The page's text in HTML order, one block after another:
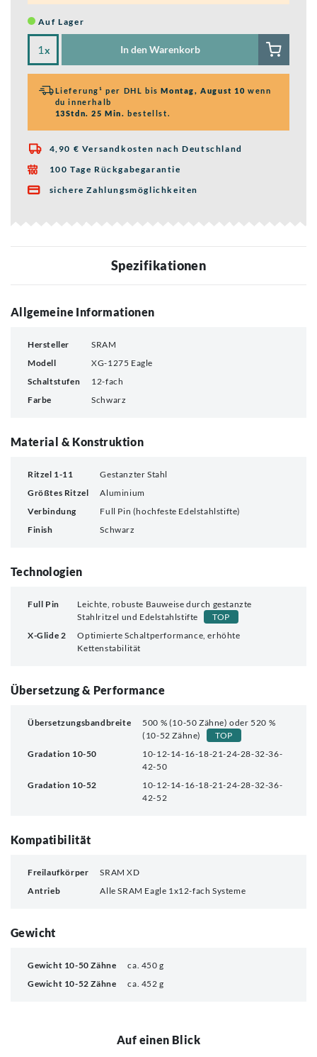
Auf Lager
x In den Warenkorb
Lieferung¹ per DHL bisMontag, August 10 wenn
du innerhalb
13Stdn. 25 Min. bestellst.
 4,90 € Versandkosten nach Deutschland
 100 Tage Rückgabegarantie
 sichere Zahlungsmöglichkeiten
Spezifikationen
Allgemeine Informationen
Hersteller
SRAM
Modell
XG-1275 Eagle
Schaltstufen
12-fach
Farbe
Schwarz
Material & Konstruktion
Ritzel 1-11
Gestanzter Stahl
Größtes Ritzel
Aluminium
Verbindung
Full Pin (hochfeste Edelstahlstifte)
Finish
Schwarz
Technologien
Full Pin
Leichte, robuste Bauweise durch gestanzte
Stahlritzel und Edelstahlstifte
TOP
X-Glide 2
Optimierte Schaltperformance, erhöhte
Kettenstabilität
Übersetzung & Performance
Übersetzungsbandbreite
500 % (10-50 Zähne) oder 520 %
(10-52 Zähne)
TOP
Gradation 10-50
10-12-14-16-18-21-24-28-32-36-
42-50
Gradation 10-52
10-12-14-16-18-21-24-28-32-36-
42-52
Kompatibilität
Freilaufkörper
SRAM XD
Antrieb
Alle SRAM Eagle 1x12-fach Systeme
Gewicht
Gewicht 10-50 Zähne
ca. 450 g
Gewicht 10-52 Zähne
ca. 452 g
Auf einen Blick